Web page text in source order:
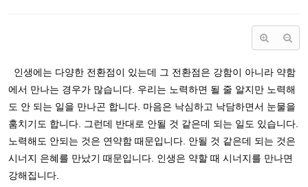
인생에는 다양한 전환점이 있는데 그 전환점은 강함이 아니라 약함
에서 만나는 경우가 많습니다 우리는 노력하면 될 줄 알지만 노력해
도 안 되는 일을 만나곤 합니다 마음은 낙심하고 낙담하면서 눈물을
훔치기도 합니다
그런데 반대로 안될 것 같은데 되는 일도 있습니다
노력해도 안되는 것은 연약함 때문입니다 안될 것 같은데 되는 것은
시너지 은혜를 만났기 때문입니다 인생은 약할 때 시너지를 만나면
강해집니다